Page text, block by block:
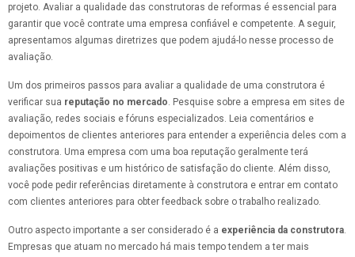
projeto. Avaliar a qualidade das construtoras de reformas é essencial para
garantir que você contrate uma empresa confiável e competente. A seguir,
apresentamos algumas diretrizes que podem ajudá-lo nesse processo de
avaliação.
Um dos primeiros passos para avaliar a qualidade de uma construtora é
verificar sua reputação no mercado. Pesquise sobre a empresa em sites de
avaliação, redes sociais e fóruns especializados. Leia comentários e
depoimentos de clientes anteriores para entender a experiência deles com a
construtora. Uma empresa com uma boa reputação geralmente terá
avaliações positivas e um histórico de satisfação do cliente. Além disso,
você pode pedir referências diretamente à construtora e entrar em contato
com clientes anteriores para obter feedback sobre o trabalho realizado.
Outro aspecto importante a ser considerado é a experiência da construtora.
Empresas que atuam no mercado há mais tempo tendem a ter mais